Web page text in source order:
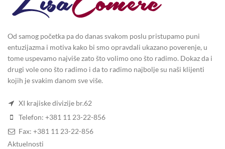
Od samog početka pa do danas svakom poslu pristupamo puni
entuzijazma i motiva kako bi smo opravdali ukazano poverenje, u
tome uspevamo najviše zato što volimo ono što radimo. Dokaz da i
drugi vole ono što radimo i da to radimo najbolje su naši klijenti
kojih je svakim danom sve više.
XI krajiske divizije br.62
Telefon: +381 11 23-22-856
Fax: +381 11 23-22-856
Aktuelnosti